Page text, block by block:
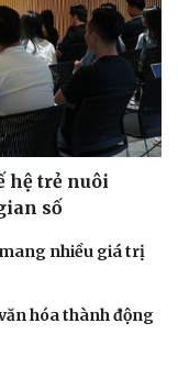
hệ trẻ nuôi
số
nhiều giá trị
hóa thành động